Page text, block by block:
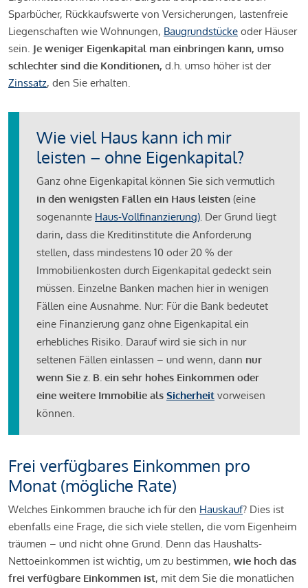
Sparbücher, Rückkaufswerte von Versicherungen, lastenfreie
Liegenschaften wie Wohnungen, Baugrundstücke oder Häuser
sein. Je weniger Eigenkapital man einbringen kann, umso
schlechter sind die Konditionen, d.h. umso höher ist der
Zinssatz, den Sie erhalten.
Wie viel Haus kann ich mir
leisten – ohne Eigenkapital?
Ganz ohne Eigenkapital können Sie sich vermutlich
in den wenigsten Fällen ein Haus leisten (eine
sogenannte Haus-Vollfinanzierung). Der Grund liegt
darin, dass die Kreditinstitute die Anforderung
stellen, dass mindestens 10 oder 20 % der
Immobilienkosten durch Eigenkapital gedeckt sein
müssen. Einzelne Banken machen hier in wenigen
Fällen eine Ausnahme. Nur: Für die Bank bedeutet
eine Finanzierung ganz ohne Eigenkapital ein
erhebliches Risiko. Darauf wird sie sich in nur
seltenen Fällen einlassen – und wenn, dann nur
wenn Sie z. B. ein sehr hohes Einkommen oder
eine weitere Immobilie als Sicherheit vorweisen
können.
Frei verfügbares Einkommen pro
Monat (mögliche Rate)
Welches Einkommen brauche ich für den Hauskauf? Dies ist
ebenfalls eine Frage, die sich viele stellen, die vom Eigenheim
träumen – und nicht ohne Grund. Denn das Haushalts-
Nettoeinkommen ist wichtig, um zu bestimmen, wie hoch das
frei verfügbare Einkommen ist, mit dem Sie die monatlichen